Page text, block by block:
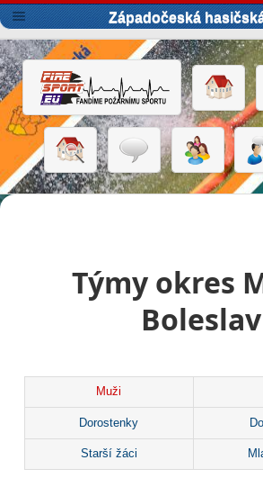
Západočeská
Týmy okres
Boleslav
Muži
Dorostenky
Starší žáci